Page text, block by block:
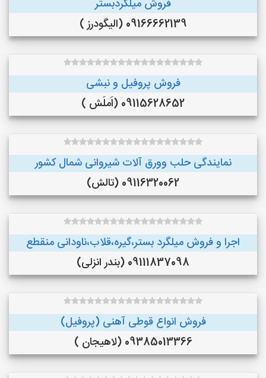
فروش میلگردبستر
09166662139 (الیگودرز )
فروش پروفیل و نبشی
09115628652 (اَملَش )
نمایندگی حلب وورق آلات شیروانی شمال کشور
09116320062 (تالش)
اجرا و فروش میلگرد بستر،گیره،قلاب،ناودانی منقطع
09111837098 (بندر انزلی)
فروش انواع قوطی آهنی (پروفیل)
09385013366 (لاهیجان )